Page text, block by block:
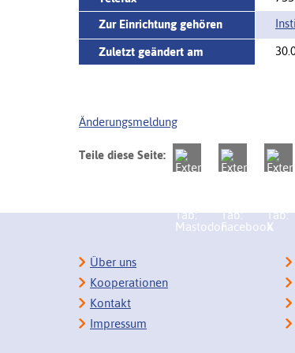
Zur Einrichtung gehören
Zuletzt geändert am
Änderungsmeldung
Teile diese Seite:
Über uns
Kooperationen
Kontakt
Impressum